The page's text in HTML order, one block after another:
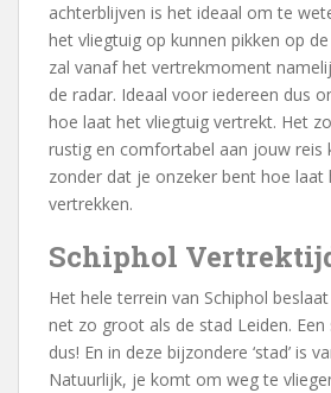
achterblijven is het ideaal om te
het vliegtuig op kunnen pikken op de
zal vanaf het vertrekmoment
de radar. Ideaal voor iedereen dus
hoe laat het vliegtuig vertrekt. Het
rustig en comfortabel aan jouw reis
zonder dat je onzeker bent hoe laat
vertrekken.
Schiphol
Het hele terrein van Schiphol
net zo groot als de stad Leiden.
dus! En in deze bijzondere ‘stad’ is
Natuurlijk, je komt om weg te